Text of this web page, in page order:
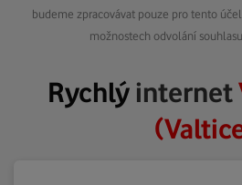
budeme zpracovávat pouze pro tento
možnostech odvolání
Rychlýinternet